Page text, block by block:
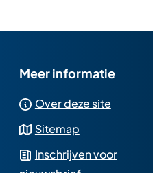
Meer informatie
Over deze site
Sitemap
Inschrijven voor